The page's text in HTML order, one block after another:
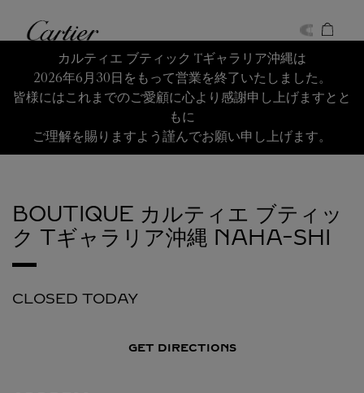
Cartier
Return to Nav
カルティエ ブティック Tギャラリア沖縄は
2026年6月30日をもって営業を終了いたしました。
皆様にはこれまでのご愛顧に心より感謝申し上げますとと
もに
ご理解を賜りますよう謹んでお願い申し上げます。
BOUTIQUE カルティエ ブティッ
ク Tギャラリア沖縄 NAHA-SHI
CLOSED TODAY
GET DIRECTIONS